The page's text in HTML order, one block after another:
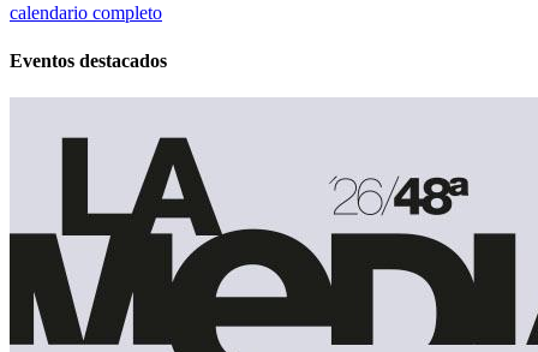
calendario completo
Eventos destacados